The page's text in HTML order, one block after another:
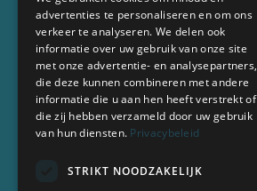
TE KOOP
VERKOPEN
TE HUUR
VERHUREN
Volg ons
advertenties te personaliseren en om ons
verkeer te analyseren. We delen ook
informatie over uw gebruik van onze site
met onze advertentie- en analysepartners,
die deze kunnen combineren met andere
informatie die u aan hen heeft verstrekt of
die zij hebben verzameld door uw gebruik
van hun diensten. Privacybeleid
STRIKT NOODZAKELIJK